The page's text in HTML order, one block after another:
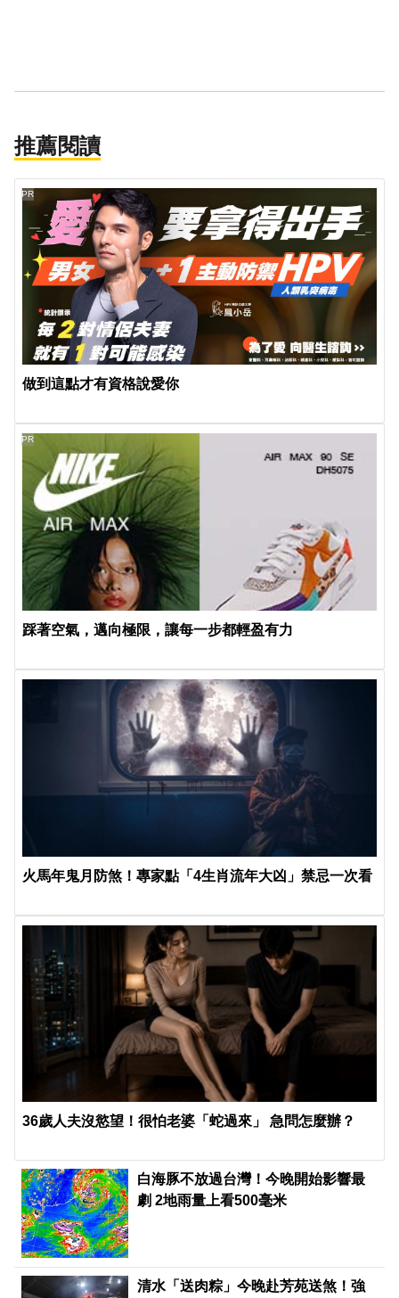
推薦閱讀
做到這點才有資格說愛你
PR
踩著空氣，邁向極限，讓每一步都輕盈有力
PR
火馬年鬼月防煞！專家點「4生肖流年大凶」禁忌一次看
36歲人夫沒慾望！很怕老婆「蛇過來」 急問怎麼辦？
白海豚不放過台灣！今晚開始影響最
劇 2地雨量上看500毫米
清水「送肉粽」今晚赴芳苑送煞！強